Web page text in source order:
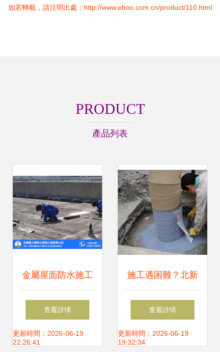
如若轉載，請注明出處：http://www.eboo.com.cn/product/110.html
PRODUCT
產品列表
金屬屋面防水施工
賽大禹防水，為南
通建筑撐起“保護
查看詳情
更新時間：2026-06-19
22:26:41
施工遇困難？北新
防水教你正確處理
防水工程施工難題
查看詳情
更新時間：2026-06-19
19:32:34